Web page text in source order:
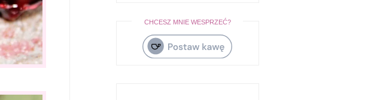
CHCESZ MNIE WESPRZEĆ?